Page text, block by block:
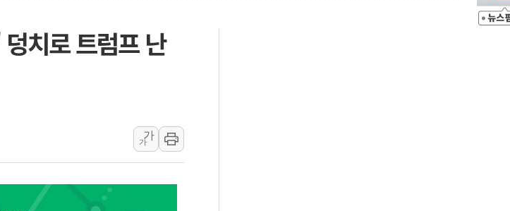
최태원, 노소영에 9440억 지급 확정되나…재상고 앞두고 막판 셈법
하나금융, 명동 소상공인에 '행복상자' 전달
윤준병·이해민 의원, '정부 특사'로 콜롬비아 대통령 취임식 참석
'호우·산사태 주의보' 울진 시간당 30mm 강한 비...호우 피해 없어
풀무원재단, '국제과학연극제 2026'서 어린이 과학연극 2편 수상
치로 트럼프 난
가
가